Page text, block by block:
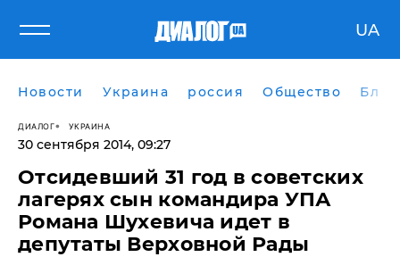
UA
Новости Украина россия Общество
ДИАЛОГ УКРАИНА
30 сентября 2014, 09:27
​Отсидевший 31 год в советских
лагерях сын командира УПА
Романа Шухевича идет в
депутаты Верховной Рады